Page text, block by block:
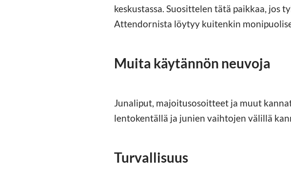
keskustassa. Suosittelen tätä paikkaa, jos
Attendornista löytyy kuitenkin
Muita käytännön neuvoja
Junaliput, majoitusosoitteet ja muut
lentokentällä ja junien vaihtojen välillä
Turvallisuus